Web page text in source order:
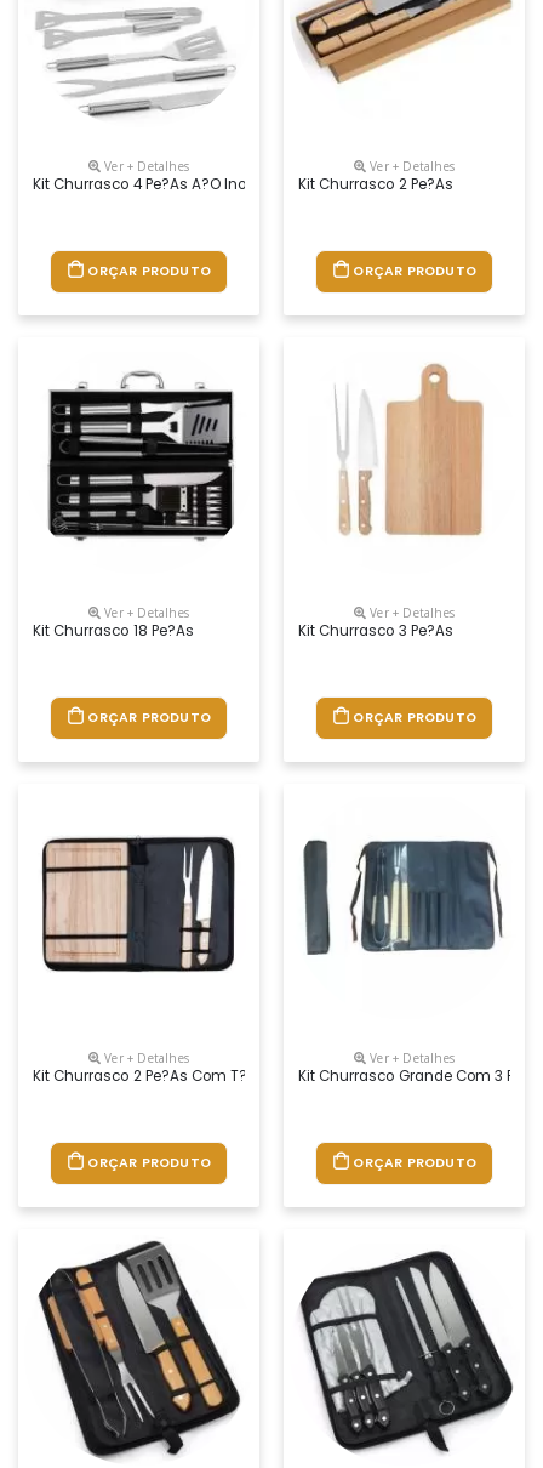
Ver + Detalhes
Kit Churrasco 4 Pe?as A?o Inox
ORÇAR PRODUTO
Ver + Detalhes
Kit Churrasco 2 Pe?as
ORÇAR PRODUTO
Ver + Detalhes
Kit Churrasco 18 Pe?as
ORÇAR PRODUTO
Ver + Detalhes
Kit Churrasco 3 Pe?as
ORÇAR PRODUTO
Ver + Detalhes
Kit Churrasco 2 Pe?as Com T?bua
ORÇAR PRODUTO
Ver + Detalhes
Kit Churrasco Grande Com 3 P?s
ORÇAR PRODUTO